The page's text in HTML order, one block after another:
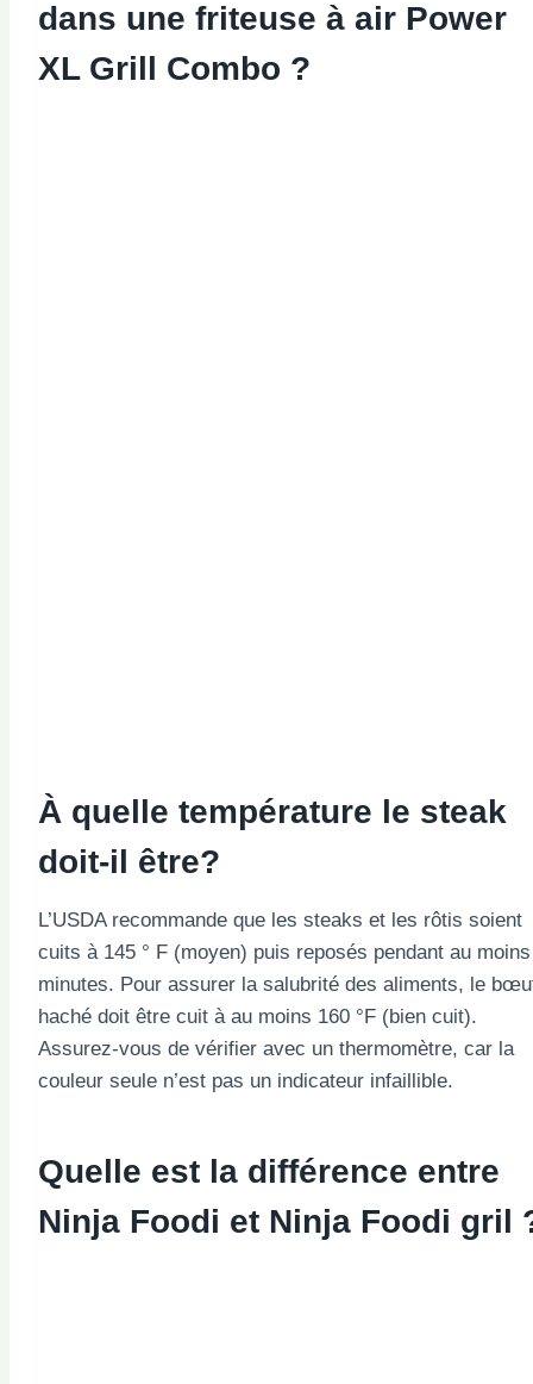
dans une friteuse à air Power
XL Grill Combo ?
À quelle température le steak
doit-il être?
L’USDA recommande que les steaks et les rôtis soient
cuits à 145 ° F (moyen) puis reposés pendant au
minutes. Pour assurer la salubrité des aliments, le
haché doit être cuit à au moins 160 °F (bien cuit).
Assurez-vous de vérifier avec un thermomètre, car la
couleur seule n’est pas un indicateur infaillible.
Quelle est la différence entre
Ninja Foodi et Ninja Foodi gril